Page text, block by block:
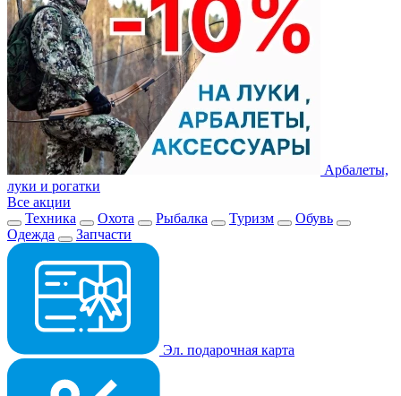
Арбалеты,
луки и рогатки
Все акции
Техника
Охота Рыбалка Туризм
Обувь
Одежда
Запчасти
Эл. подарочная карта